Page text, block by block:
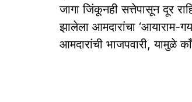
जागा जिंकूनही सत्तेपासून दूर
झालेला आमदारांचा ‘आयाराम-
आमदारांची भाजपवारी, यामुळे